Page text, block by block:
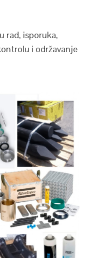
rad, isporuka,
i održavanje